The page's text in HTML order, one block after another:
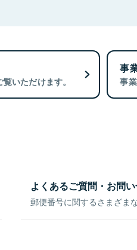
いただけます。
事
事
よくあるご質問・お問
郵便番号に関するさまざま